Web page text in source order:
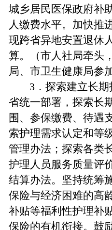
城乡居民医保政府补
人缴费水平。加快推
现跨省异地安置退休
算。（市人社局牵头
局、市卫生健康局参加
3．探索建立长
省统一部署，探索长
围、参保缴费、待遇
索护理需求认定和等
管理办法；探索各类
护理人员服务质量评
结算办法。坚持统筹
保险与经济困难的高
补贴等福利性护理补
保险的有机衔接。鼓